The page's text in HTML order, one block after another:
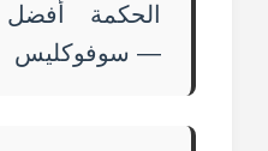
الحكمة
— سوفوكليس